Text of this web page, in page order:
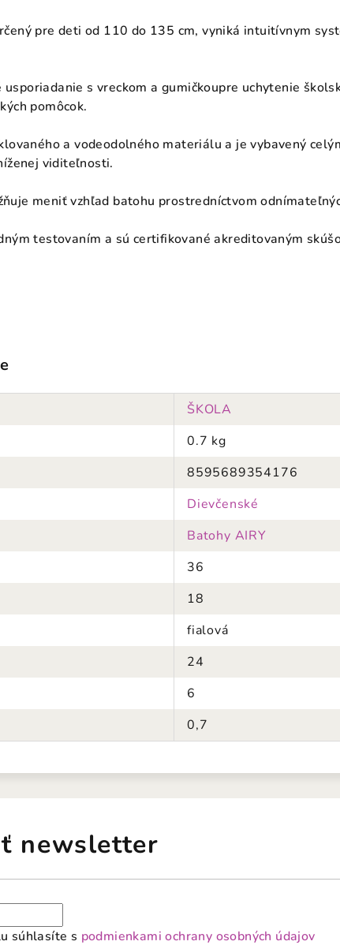
pre deti od 110 do 135 cm, vyniká intuitívnym
usporiadanie s vreckom a gumičkoupre uchytenie
pomôcok.
a vodeodolného materiálu a je vybavený
viditeľnosti.
meniť vzhľad batohu prostredníctvom
testovaním a sú certifikované akreditovaným
ŠKOLA
0.7 kg
8595689354176
Dievčenské
Batohy AIRY
36
18
fialová
24
6
0,7
newsletter
súhlasíte s podmienkami ochrany osobných údajov